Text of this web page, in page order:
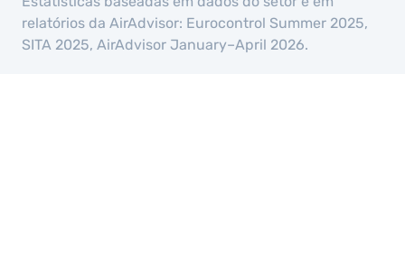
relatórios da AirAdvisor: Eurocontrol Summer 2025,
SITA 2025, AirAdvisor January–April 2026.